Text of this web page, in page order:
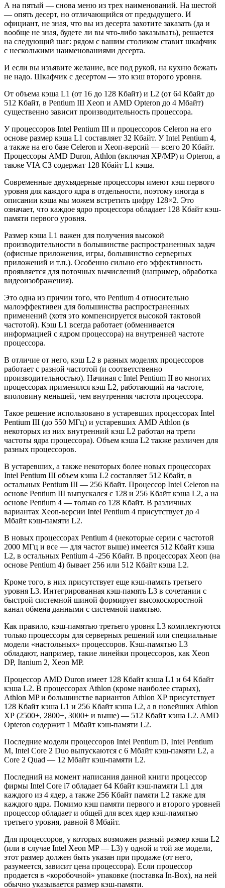
А на пятый — снова меню из трех наименований. На шестой
— опять десерт, но отличающийся от предыдущего. И
официант, не зная, что вы из десерта захотите заказать (да и
вообще не зная, будете ли вы что-либо заказывать), решается
на следующий шаг: рядом с вашим столиком ставит шкафчик
с несколькими наименованиями десерта.
И если вы изъявите желание, все под рукой, на кухню бежать
не надо. Шкафчик с десертом — это кэш второго уровня.
От объема кэша L1 (от 16 до 128 Кбайт) и L2 (от 64 Кбайт до
512 Кбайт, в Pentium III Хеоп и AMD Opteron до 4 Мбайт)
существенно зависит производительность процессора.
У процессоров Intel Pentium III и процессоров Celeron на его
основе размер кэша L1 составляет 32 Кбайт. У Intel Pentium 4,
а также на его базе Celeron и Хеоп-версий — всего 20 Кбайт.
Процессоры AMD Duron, Athlon (включая ХР/МР) и Opteron, а
также VIA СЗ содержат 128 Кбайт L1 кэша.
Современные двухъядерные процессоры имеют кэш первого
уровня для каждого ядра в отдельности, поэтому иногда в
описании кэша мы можем встретить цифру 128×2. Это
означает, что каждое ядро процессора обладает 128 Кбайт кэш-
памяти первого уровня.
Размер кэша L1 важен для получения высокой
производительности в большинстве распространенных задач
(офисные приложения, игры, большинство серверных
приложений и т.п.). Особенно сильно его эффективность
проявляется для поточных вычислений (например, обработка
видеоизображения).
Это одна из причин того, что Pentium 4 относительно
малоэффективен для большинства распространенных
применений (хотя это компенсируется высокой тактовой
частотой). Кэш L1 всегда работает (обменивается
информацией с ядром процессора) на внутренней частоте
процессора.
В отличие от него, кэш L2 в разных моделях процессоров
работает с разной частотой (и соответственно
производительностью). Начиная с Intel Pentium II во многих
процессорах применялся кэш L2, работающий на частоте,
вполовину меньшей, чем внутренняя частота процессора.
Такое решение использовано в устаревших процессорах Intel
Pentium III (до 550 МГц) и устаревших AMD Athlon (в
некоторых из них внутренний кэш L2 работал на трети
частоты ядра процессора). Объем кэша L2 также различен для
разных процессоров.
В устаревших, а также некоторых более новых процессорах
Intel Pentium III объем кэша L2 составляет 512 Кбайт, в
остальных Pentium III — 256 Кбайт. Процессор Intel Celeron на
основе Pentium III выпускался с 128 и 256 Кбайт кэша L2, а на
основе Pentium 4 — только со 128 Кбайт. В различных
вариантах Xeon-версии Intel Pentium 4 присутствует до 4
Мбайт кэш-памяти L2.
В новых процессорах Pentium 4 (некоторые серии с частотой
2000 МГц и все — для частот выше) имеется 512 Кбайт кэша
L2, в остальных Pentium 4 -256 Кбайт. В процессорах Хеоп (на
основе Pentium 4) бывает 256 или 512 Кбайт кэша L2.
Кроме того, в них присутствует еще кэш-память третьего
уровня L3. Интегрированная кэш-память L3 в сочетании с
быстрой системной шиной формирует высокоскоростной
канал обмена данными с системной памятью.
Как правило, кэш-памятью третьего уровня L3 комплектуются
только процессоры для серверных решений или специальные
модели «настольных» процессоров. Кэш-памятью L3
обладают, например, такие линейки процессоров, как Xeon
DP, Itanium 2, Xeon MP.
Процессор AMD Duron имеет 128 Кбайт кэша L1 и 64 Кбайт
кэша L2. В процессорах Athlon (кроме наиболее старых),
Athlon MP и большинстве вариантов Athlon ХР присутствует
128 Кбайт кэша L1 и 256 Кбайт кэша L2, а в новейших Athlon
ХР (2500+, 2800+, 3000+ и выше) — 512 Кбайт кэша L2. AMD
Opteron содержит 1 Мбайт кэш-памяти L2.
Последние модели процессоров Intel Pentium D, Intel Pentium
M, Intel Core 2 Duo выпускаются с 6 Мбайт кэш-памяти L2, a
Core 2 Quad — 12 Мбайт кэш-памяти L2.
Последний на момент написания данной книги процессор
фирмы Intel Core i7 обладает 64 Кбайт кэш-памяти L1 для
каждого из 4 ядер, а также 256 Кбайт памяти L2 также для
каждого ядра. Помимо кэш памяти первого и второго уровней
процессор обладает и общей для всех ядер кэш-памятью
третьего уровня, равной 8 Мбайт.
Для процессоров, у которых возможен разный размер кэша L2
(или в случае Intel Xeon MP — L3) у одной и той же модели,
этот размер должен быть указан при продаже (от него,
разумеется, зависит цена процессора). Если процессор
продается в «коробочной» упаковке (поставка In-Box), на ней
обычно указывается размер кэш-памяти.